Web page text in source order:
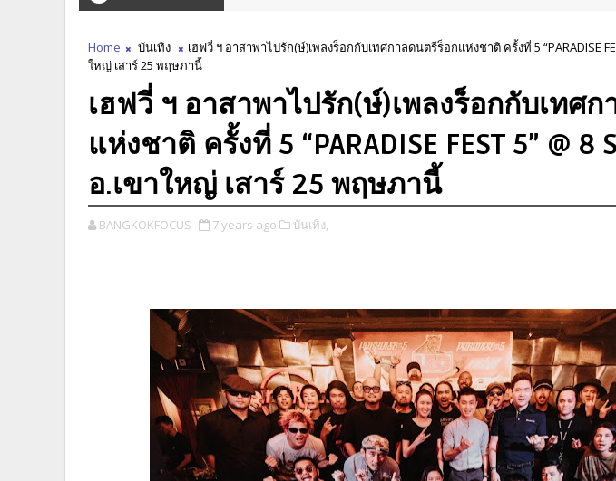
Home บันเทิง
เฮฟวี่ ฯ อาสาพาไปรัก(ษ์)เพลงร็อกกับเทศกาลดนตรีร็อกแห่งชาติ ครั้งที่ 5 “PARADISE
ใหญ่ เสาร์ 25 พฤษภานี้
เฮฟวี่ ฯ อาสาพาไปรัก(ษ์)เพลงร็อกกับเทศ
แห่งชาติ ครั้งที่ 5 “PARADISE FEST 5” @ 8
อ.เขาใหญ่ เสาร์ 25 พฤษภานี้
BANGKOKFOCUS 7 years ago บันเทิง,